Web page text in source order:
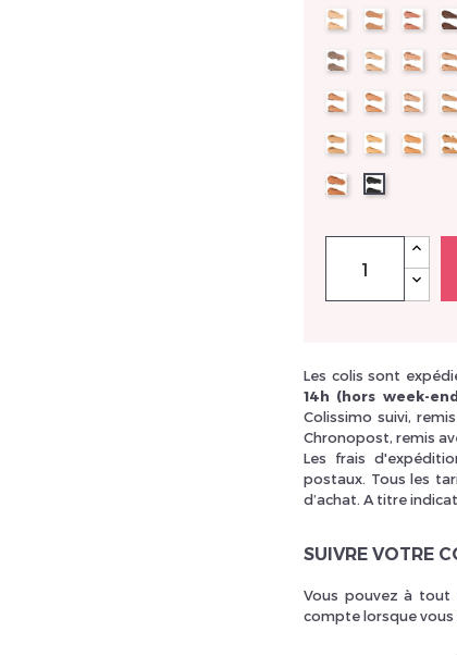
et ainsi bénéficier des tarifs professionnel
170 2001
P2 V.2 V.3
CD1 DL1
M128 M153
SB1
Les colis sont
14h (hors week-
Colissimo suivi,
Chronopost, remis
Les frais
postaux. Tous les
d’achat. A titre
SUIVRE VOTRE
Vous pouvez à tout
compte lorsque vous